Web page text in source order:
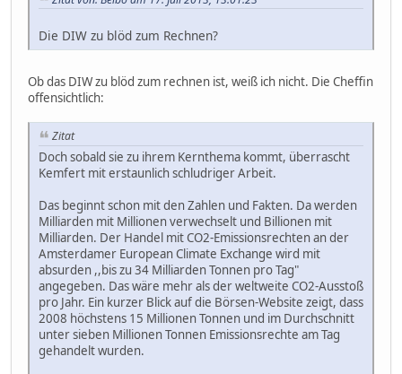
Die DIW zu blöd zum Rechnen?
Ob das DIW zu blöd zum rechnen ist, weiß ich nicht. Die Cheffin
offensichtlich:
Zitat
Doch sobald sie zu ihrem Kernthema kommt, überrascht
Kemfert mit erstaunlich schludriger Arbeit.
Das beginnt schon mit den Zahlen und Fakten. Da werden
Milliarden mit Millionen verwechselt und Billionen mit
Milliarden. Der Handel mit CO2-Emissionsrechten an der
Amsterdamer European Climate Exchange wird mit
absurden ,,bis zu 34 Milliarden Tonnen pro Tag"
angegeben. Das wäre mehr als der weltweite CO2-Ausstoß
pro Jahr. Ein kurzer Blick auf die Börsen-Website zeigt, dass
2008 höchstens 15 Millionen Tonnen und im Durchschnitt
unter sieben Millionen Tonnen Emissionsrechte am Tag
gehandelt wurden.